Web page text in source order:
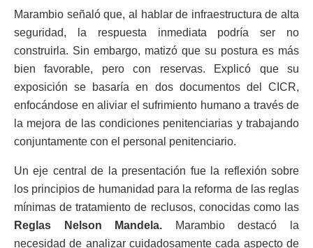
Marambio señaló que, al hablar de infraestructura de alta
seguridad, la respuesta inmediata podría ser no
construirla. Sin embargo, matizó que su postura es más
bien favorable, pero con reservas. Explicó que su
exposición se basaría en dos documentos del CICR,
enfocándose en aliviar el sufrimiento humano a través de
la mejora de las condiciones penitenciarias y trabajando
conjuntamente con el personal penitenciario.
Un eje central de la presentación fue la reflexión sobre
los principios de humanidad para la reforma de las reglas
mínimas de tratamiento de reclusos, conocidas como las
Reglas Nelson Mandela. Marambio destacó la
necesidad de analizar cuidadosamente cada aspecto de